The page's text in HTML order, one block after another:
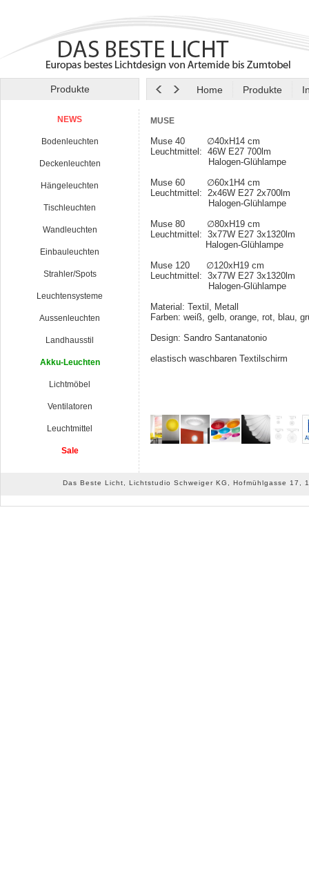
Produkte Home Produkte
NEWS
Bodenleuchten
Deckenleuchten
Hängeleuchten
Tischleuchten
Wandleuchten
Einbauleuchten
Strahler/Spots
Leuchtensysteme
Aussenleuchten
Landhausstil
Akku-Leuchten
Lichtmöbel
Ventilatoren
Leuchtmittel
Sale
MUSE
Muse 40 ∅40xH14 cm
Leuchtmittel: 46W E27 700lm
Halogen-Glühlampe
Muse 60 ∅60x1H4 cm
Leuchtmittel: 2x46W E27 2x700lm
Halogen-Glühlampe
Muse 80 ∅80xH19 cm
Leuchtmittel: 3x77W E27 3x1320lm
Halogen-Glühlampe
Muse 120 ∅120xH19 cm
Leuchtmittel: 3x77W E27 3x1320lm
Halogen-Glühlampe
Material: Textil, Metall
Farben: weiß, gelb, orange, rot, blau,
Design: Sandro Santanatonio
elastisch waschbaren Textilschirm
Das Beste Licht, Lichtstudio Schweiger KG, Hofmühlgasse